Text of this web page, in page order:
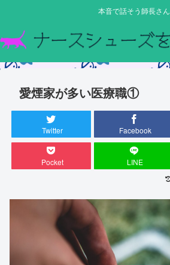
本音で話そう師長さん
愛煙家が多い医療職①
Twitter Facebook
Pocket LINE